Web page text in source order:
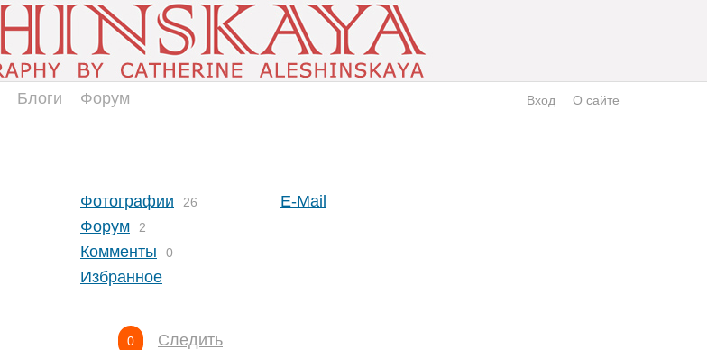
Блоги Форум Вход О сайте
Фотографии 26
Форум 2
Комменты 0
Избранное
E-Mail
0 Следить